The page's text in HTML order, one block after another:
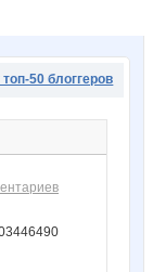
топ-50 блоггеров